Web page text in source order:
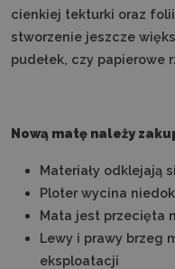
cienkiej tekturki oraz
stworzenie jeszcze
pudełek, czy papierowe
Nową matę należy
Materiały odklejają
Ploter wycina
Mata jest przecięta
Lewy i prawy brzeg
eksploatacji